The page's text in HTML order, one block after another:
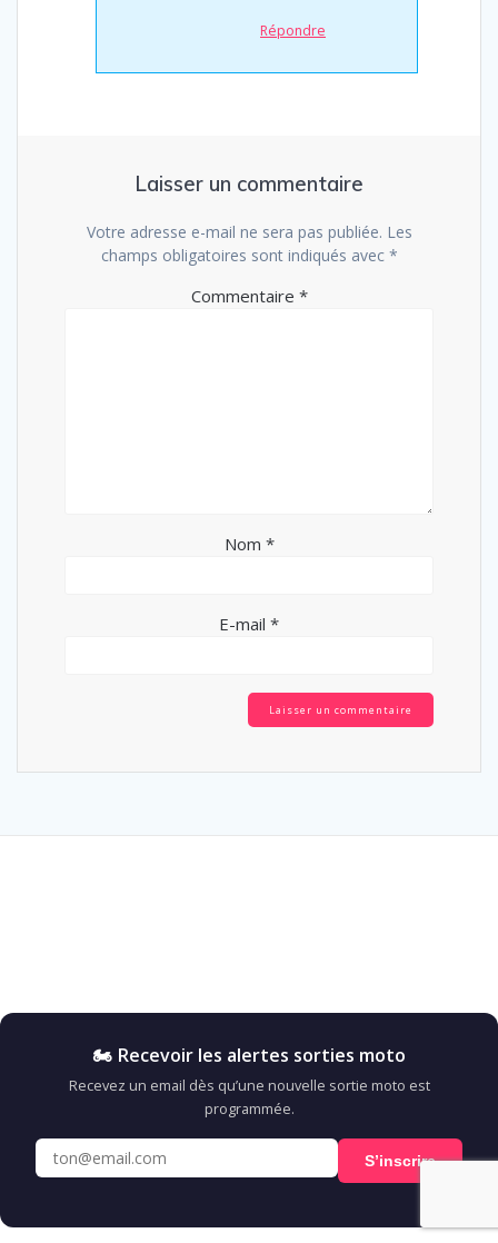
Répondre
Laisser un commentaire
Votre adresse e-mail ne sera pas publiée. Les
champs obligatoires sont indiqués avec *
Commentaire *
Nom *
E-mail *
🏍️ Recevoir les alertes sorties moto
Recevez un email dès qu’une nouvelle sortie moto est
programmée.
S’inscrire